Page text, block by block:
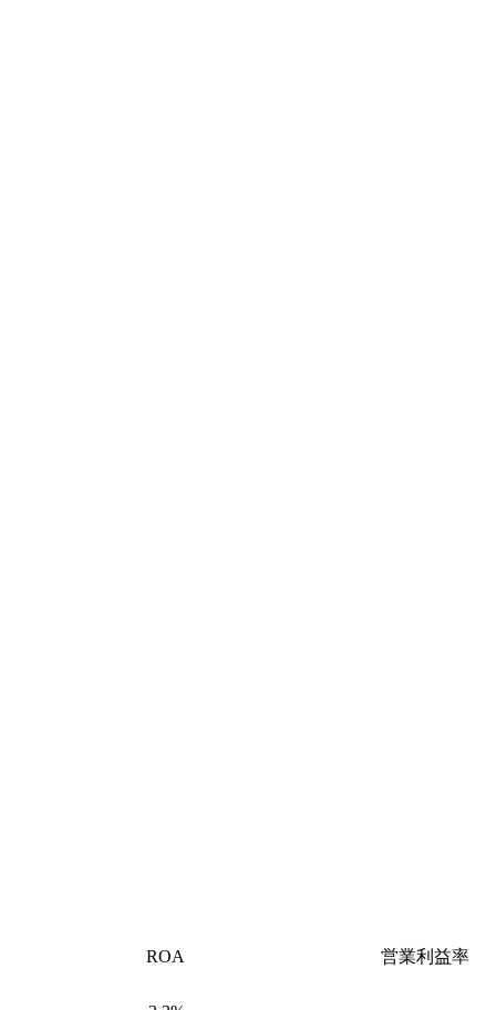
ROA 営業利益率